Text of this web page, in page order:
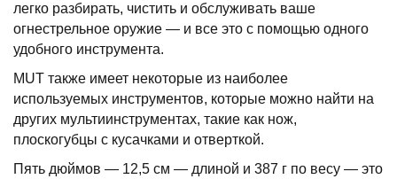
легко разбирать, чистить и обслуживать ваше
огнестрельное оружие — и все это с помощью одного
удобного инструмента.
MUT также имеет некоторые из наиболее
используемых инструментов, которые можно найти на
других мультиинструментах, такие как нож,
плоскогубцы с кусачками и отверткой.
Пять дюймов — 12,5 см — длиной и 387 г по весу — это